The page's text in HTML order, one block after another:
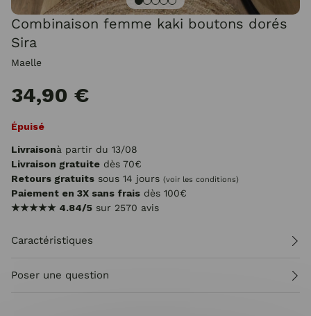
Combinaison femme kaki boutons dorés
Sira
Maelle
34,90 €
Épuisé
Livraisonà partir du 13/08
Livraison gratuite dès 70€
Retours gratuits sous 14 jours (voir les conditions)
Paiement en 3X sans frais dès 100€
★★★★★ 4.84/5 sur 2570 avis
Caractéristiques
Poser une question